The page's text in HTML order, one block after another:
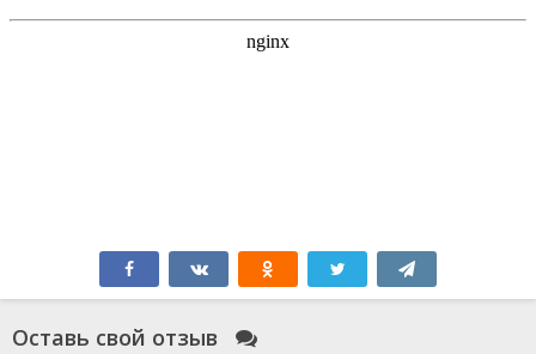
Оставь свой отзыв